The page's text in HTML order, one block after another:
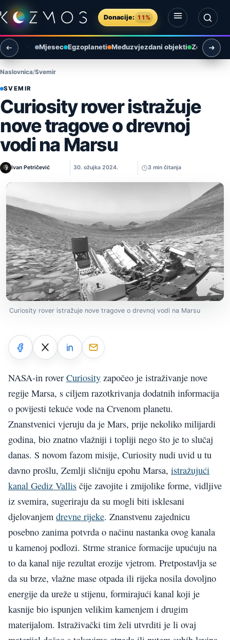
Preskoči na sadržaj
Donacije: 11%
Otvori izbornik
Otvori pretragu
Mjesec Egzoplaneti Međuzvjezdani objekti Zemlja i
Naslovnica Svemir
SVEMIR
Curiosity rover istražuje
nove tragove o drevnoj
vodi na Marsu
Ivan Petričević 30. ožujka 2024. 3 min čitanja
Curiosity rover istražuje nove tragove o drevnoj vodi na Marsu
NASA-in rover Curiosity započeo je istraživanje nove
regije Marsa, s ciljem razotkrivanja dodatnih informacija
o povijesti tekuće vode na Crvenom planetu.
Znanstvenici vjeruju da je Mars, prije nekoliko milijardi
godina, bio znatno vlažniji i topliji nego što je to slučaj
danas. S novom fazom misije, Curiosity nudi uvid u tu
davno prošlu, Zemlji sličniju epohu Marsa, istražujući
kanal Gediz Vallis čije zavojite i zmijolike forme, vidljive
iz svemira, sugeriraju da su mogli biti isklesani
djelovanjem drevne rijeke. Znanstvenu zajednicu
posebno zanima potvrda o načinu nastanka ovog kanala
u kamenoj podlozi. Strme stranice formacije upućuju na
to da kanal nije rezultat erozije vjetrom. Pretpostavlja se
da su brze, vlažne mase otpada ili rijeka nosila dovoljno
energije da ureže u stijenu, formirajući kanal koji je
kasnije bio ispunjen velikim kamenjem i drugim
materijalom. Istraživački tim želi utvrditi je li ovaj